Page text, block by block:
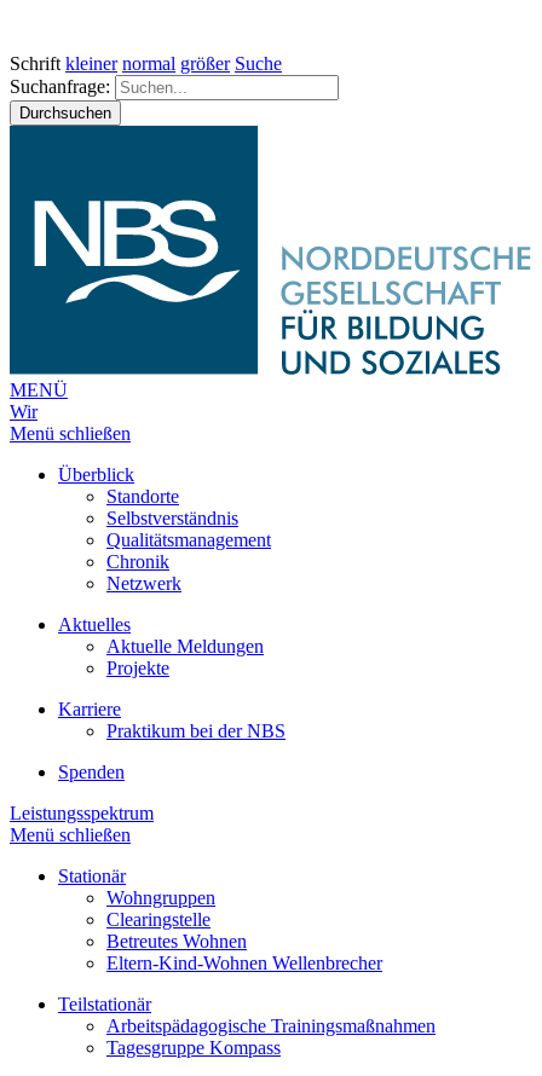
Schrift kleiner normal größer Suche
Suchanfrage:
Durchsuchen
MENÜ
Wir
Menü schließen
Überblick
Standorte
Selbstverständnis
Qualitätsmanagement
Chronik
Netzwerk
Aktuelles
Aktuelle Meldungen
Projekte
Karriere
Praktikum bei der NBS
Spenden
Leistungsspektrum
Menü schließen
Stationär
Wohngruppen
Clearingstelle
Betreutes Wohnen
Eltern-Kind-Wohnen Wellenbrecher
Teilstationär
Arbeitspädagogische Trainingsmaßnahmen
Tagesgruppe Kompass